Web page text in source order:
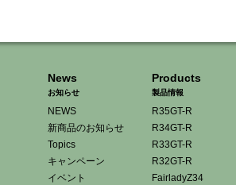
News
お知らせ
NEWS
新商品のお知らせ
Topics
キャンペーン
イベント
Products
製品情報
R35GT-R
R34GT-R
R33GT-R
R32GT-R
FairladyZ34